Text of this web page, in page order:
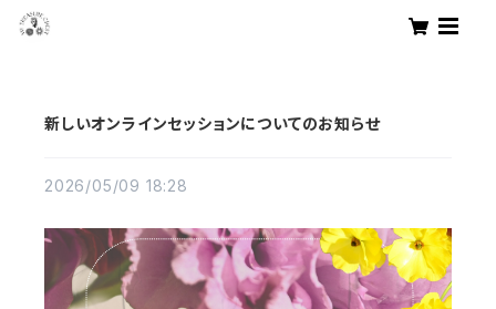
新しいオンラインセッションについてのお知らせ
2026/05/09 18:28